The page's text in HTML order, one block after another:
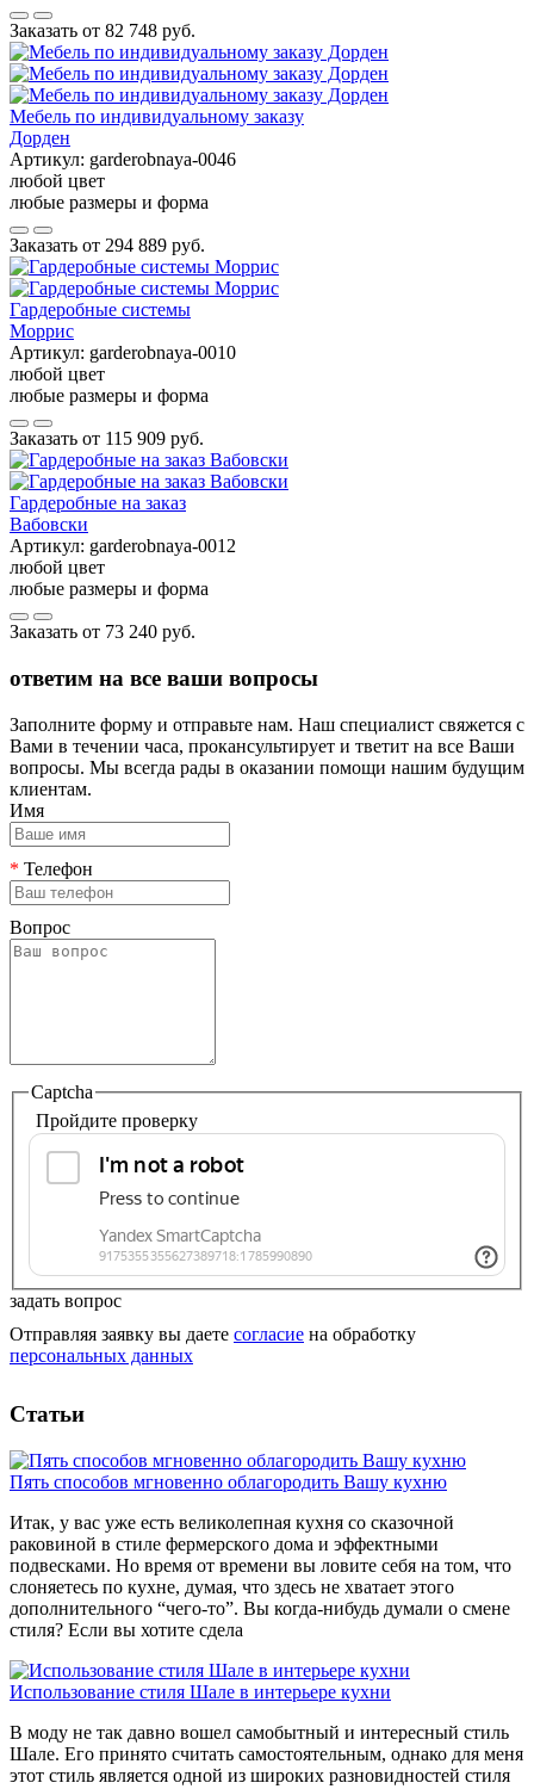
Заказать от 82 748 руб.
Мебель по индивидуальному заказу
Дорден
Артикул: garderobnaya-0046
любой цвет
любые размеры и форма
Заказать от 294 889 руб.
Гардеробные системы
Моррис
Артикул: garderobnaya-0010
любой цвет
любые размеры и форма
Заказать от 115 909 руб.
Гардеробные на заказ
Вабовски
Артикул: garderobnaya-0012
любой цвет
любые размеры и форма
Заказать от 73 240 руб.
ответим на все ваши вопросы
Заполните форму и отправьте нам. Наш специалист свяжется с
Вами в течении часа, прокансультирует и тветит на все Ваши
вопросы. Мы всегда рады в оказании помощи нашим будущим
клиентам.
Имя
* Телефон
Вопрос
Captcha
Пройдите проверку
задать вопрос
Отправляя заявку вы даете согласие на обработку
персональных данных
Статьи
Пять способов мгновенно облагородить Вашу кухню
Итак, у вас уже есть великолепная кухня со сказочной
раковиной в стиле фермерского дома и эффектными
подвесками. Но время от времени вы ловите себя на том, что
слоняетесь по кухне, думая, что здесь не хватает этого
дополнительного “чего-то”. Вы когда-нибудь думали о смене
стиля? Если вы хотите сдела
Использование стиля Шале в интерьере кухни
В моду не так давно вошел самобытный и интересный стиль
Шале. Его принято считать самостоятельным, однако для меня
этот стиль является одной из широких разновидностей стиля